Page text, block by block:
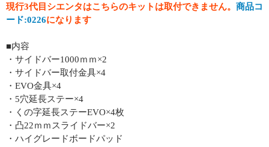
現行3代目シエンタはこちらのキットは取付できません。 商品コ
ード:0226になります
■内容
・サイドバー1000ｍｍ×2
・サイドバー取付金具×4
・EVO金具×4
・5穴延長ステー×4
・くの字延長ステーEVO×4枚
・凸22ｍｍスライドバー×2
・ハイグレードボードパッド